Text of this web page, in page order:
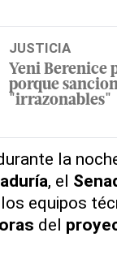
JUSTICIA
Yeni Berenice
porque
"irrazonables"
la
, el
equipos
del